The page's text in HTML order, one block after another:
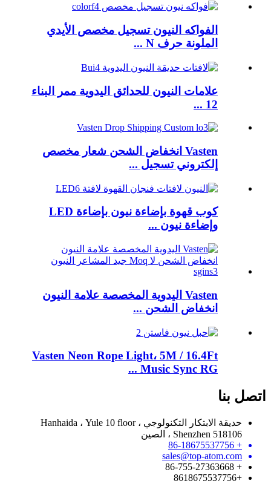
الفواكه النيون تسجيل مخصص الأيدي
الملونة حرف N ...
علامات النيون للحدائق اليدوية ممر البناء
12 ...
Vasten انخفاض الشحن شعار مخصص
إلكتروني تسجيل ...
كوب قهوة بإضاءة نيون بإضاءة LED
وإضاءة نيون ...
Vasten اليدوية المخصصة علامة النيون
انخفاض الشحن ...
Vasten Neon Rope Light، 5M / 16.4Ft
Music Sync RG ...
اتصل بنا
حديقة الابتكار التكنولوجي Hanhaida ، Yule 10 floor ،
Shenzhen 518106 ، الصين
+ 86-18675537756
sales@top-atom.com
+ 86-755-27363668
+8618675537756